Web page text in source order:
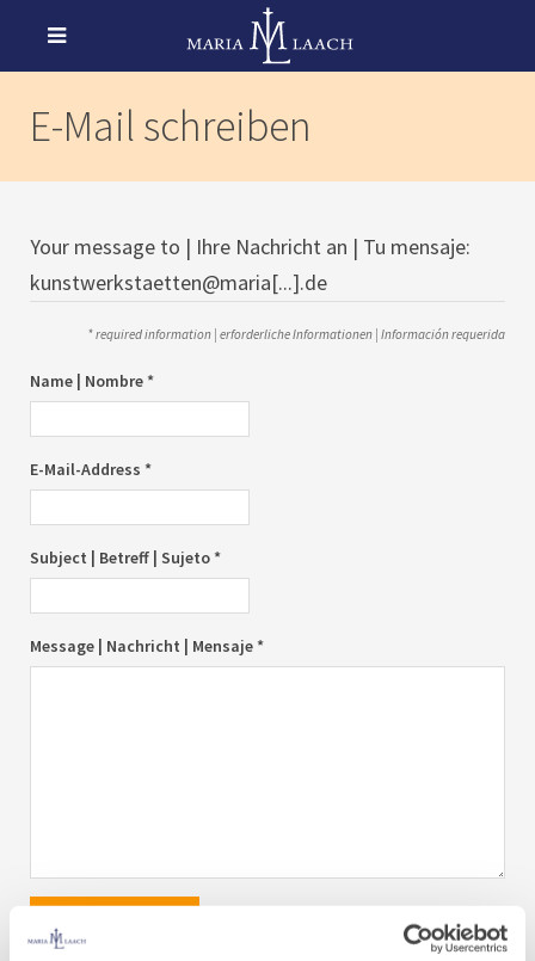
E-Mail schreiben
Your message to | Ihre Nachricht an | Tu mensaje:
kunstwerkstaetten@maria[...].de
* required information | erforderliche Informationen | Información requerida
Name | Nombre *
E-Mail-Address *
Subject | Betreff | Sujeto *
Message | Nachricht | Mensaje *